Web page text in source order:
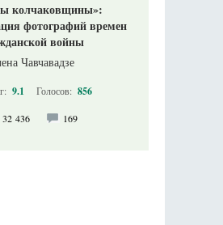
колчаковщины»:
фотографий времен
войны
Чавчавадзе
9.1 Голосов: 856
32 436 169